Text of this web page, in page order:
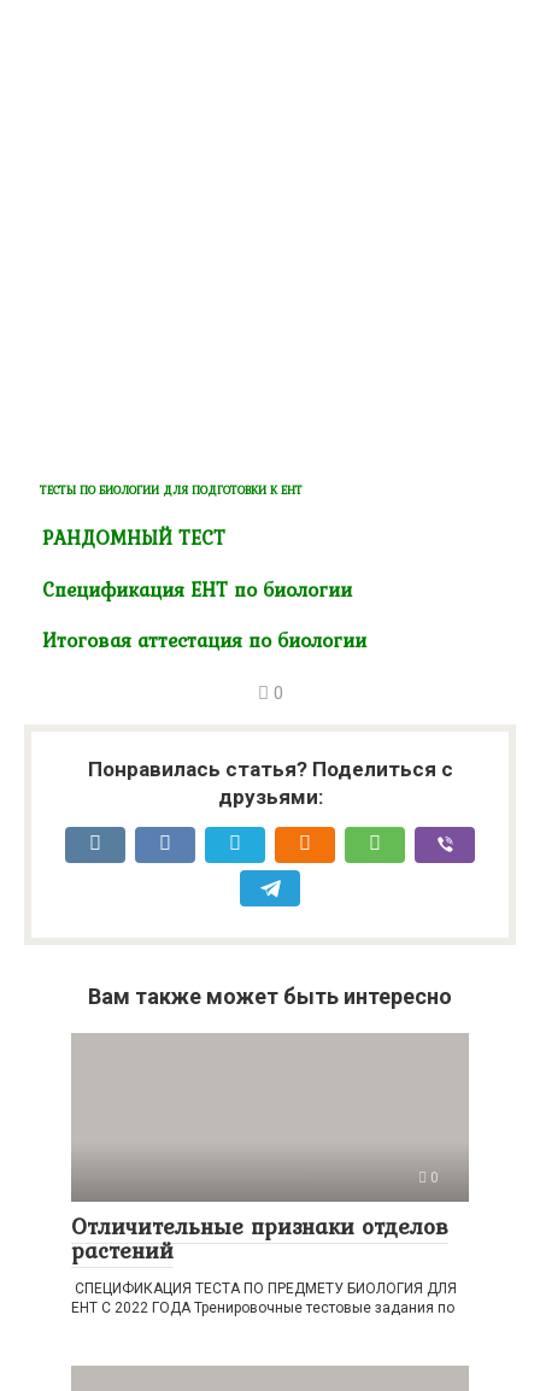
ТЕСТЫ ПО БИОЛОГИИ ДЛЯ ПОДГОТОВКИ К ЕНТ
РАНДОМНЫЙ ТЕСТ
Спецификация ЕНТ по биологии
Итоговая аттестация по биологии
0
Понравилась статья? Поделиться с
друзьями:
Вам также может быть интересно
0
Отличительные признаки отделов
растений
СПЕЦИФИКАЦИЯ ТЕСТА ПО ПРЕДМЕТУ БИОЛОГИЯ ДЛЯ
ЕНТ С 2022 ГОДА Тренировочные тестовые задания по